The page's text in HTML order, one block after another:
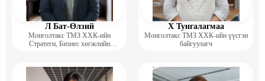
Л Бат-Өлзий
Монголтакс ТМЗ ХХК-ийн
Стратеги, Бизнес хөгжлийн
Х Тунгалагмаа
Монголтакс ТМЗ ХХК-ийн үүсгэн
байгуулагч